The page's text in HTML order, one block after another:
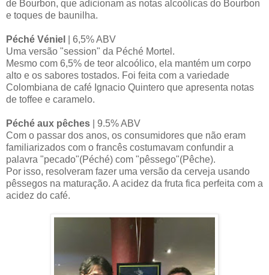
de Bourbon, que adicionam as notas alcoólicas do Bourbon
e toques de baunilha.
Péché Véniel
| 6,5% ABV
Uma versão "session" da Péché Mortel.
Mesmo com 6,5% de teor alcoólico, ela mantém um corpo
alto e os sabores tostados. Foi feita com a variedade
Colombiana de café Ignacio Quintero que apresenta notas
de toffee e caramelo.
Péché aux pêches | 9.5% ABV
Com o passar dos anos, os consumidores que não eram
familiarizados com o francês costumavam confundir a
palavra "pecado"(Péché) com "pêssego"(Pêche).
Por isso, resolveram fazer uma versão da cerveja usando
pêssegos na maturação. A acidez da fruta fica perfeita com a
acidez do café.